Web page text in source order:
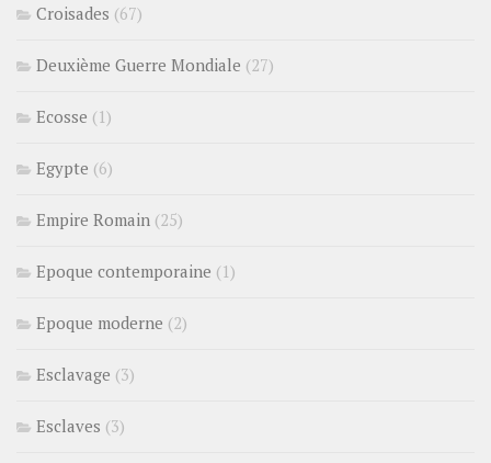
Croisades (67)
Deuxième Guerre Mondiale (27)
Ecosse (1)
Egypte (6)
Empire Romain (25)
Epoque contemporaine (1)
Epoque moderne (2)
Esclavage (3)
Esclaves (3)